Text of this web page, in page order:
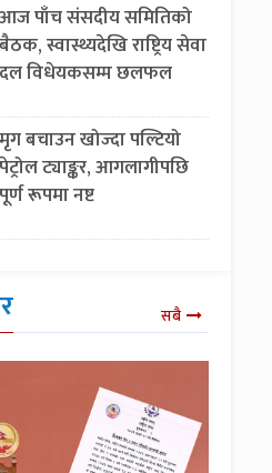
आज पाँच संसदीय समितिको
बैठक, स्वास्थ्यदेखि राष्ट्रिय सेवा
दल विधेयकसम्म छलफल
मृग बचाउन खोज्दा पल्टियो
पेट्रोल ट्याङ्कर, आगलागीपछि
पूर्ण रूपमा नष्ट
सबै